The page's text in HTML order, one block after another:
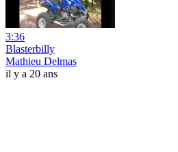
3:36
Blasterbilly
Mathieu Delmas
il y a 20 ans